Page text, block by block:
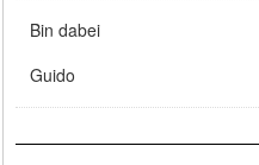
Bin dabei
Guido